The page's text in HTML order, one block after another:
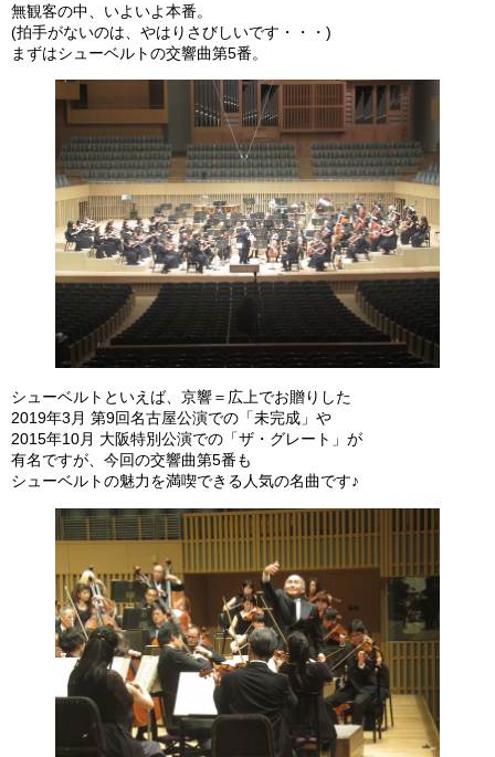
無観客の中、いよいよ本番。
(拍手がないのは、やはりさびしいです・・・)
まずはシューベルトの交響曲第5番。
シューベルトといえば、京響＝広上でお贈りした
2019年3月 第9回名古屋公演での「未完成」や
2015年10月 大阪特別公演での「ザ・グレート」が
有名ですが、今回の交響曲第5番も
シューベルトの魅力を満喫できる人気の名曲です♪